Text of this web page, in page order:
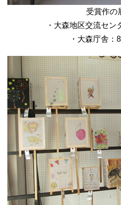
受賞作の
・大森地区交流セン
・大森庁舎：